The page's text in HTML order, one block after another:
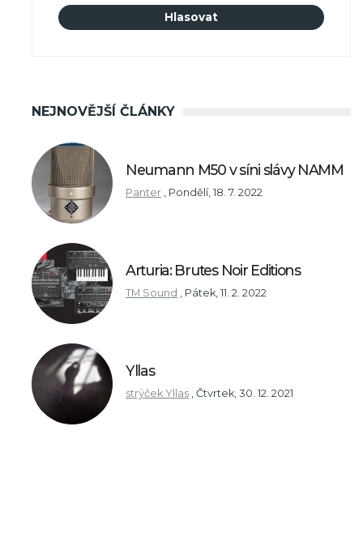
NEJNOVĚJŠÍ ČLÁNKY
Neumann M50 v síni slávy NAMM
Panter Pondělí, 18. 7. 2022
Arturia: Brutes Noir Editions
TM Sound Pátek, 11. 2. 2022
Yllas
strýček Yllas Čtvrtek, 30. 12. 2021